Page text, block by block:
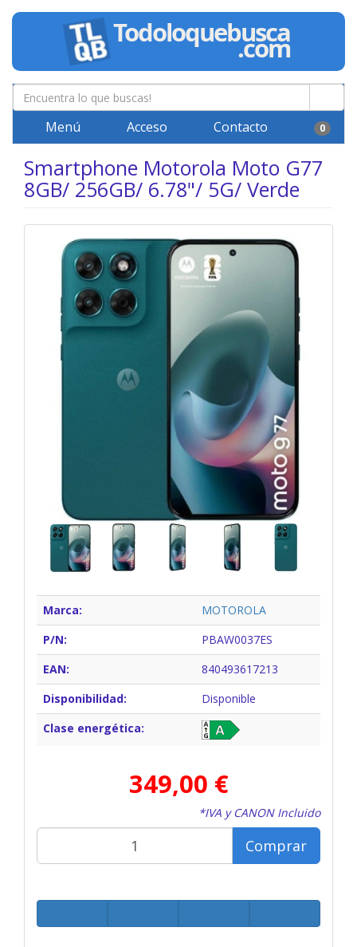
Menú Acceso Contacto 0
Smartphone Motorola Moto G77
8GB/ 256GB/ 6.78"/ 5G/ Verde
Marca:
MOTOROLA
P/N:
PBAW0037ES
EAN:
840493617213
Disponibilidad:
Disponible
Clase energética:
349,00 €
*IVA y CANON Incluido
Comprar